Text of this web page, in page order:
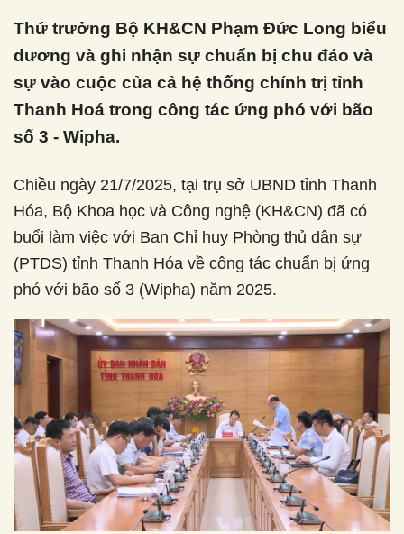
Thứ trưởng Bộ KH&CN Phạm Đức Long biểu
dương và ghi nhận sự chuẩn bị chu đáo và
sự vào cuộc của cả hệ thống chính trị tỉnh
Thanh Hoá trong công tác ứng phó với bão
số 3 - Wipha.
Chiều ngày 21/7/2025, tại trụ sở UBND tỉnh Thanh
Hóa, Bộ Khoa học và Công nghệ (KH&CN) đã có
buổi làm việc với Ban Chỉ huy Phòng thủ dân sự
(PTDS) tỉnh Thanh Hóa về công tác chuẩn bị ứng
phó với bão số 3 (Wipha) năm 2025.
Hủy Gửi